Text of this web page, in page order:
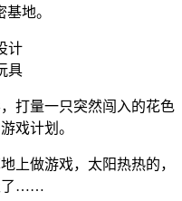
地。
打量一只突然闯入的花色
戏计划。
上做游戏，太阳热热的，
了……